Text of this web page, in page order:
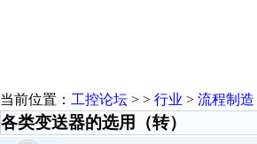
当前位置： 工控论坛 > > 行业 > 流程制造
各类变送器的选用（转）